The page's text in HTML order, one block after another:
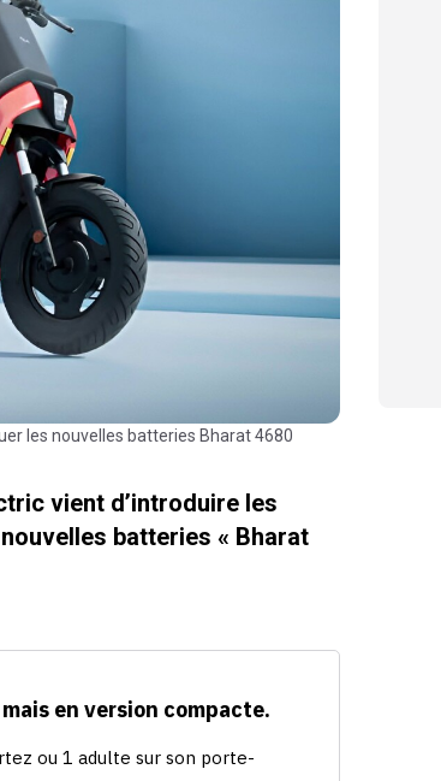
les nouvelles batteries Bharat 4680
vient d’introduire les
batteries « Bharat